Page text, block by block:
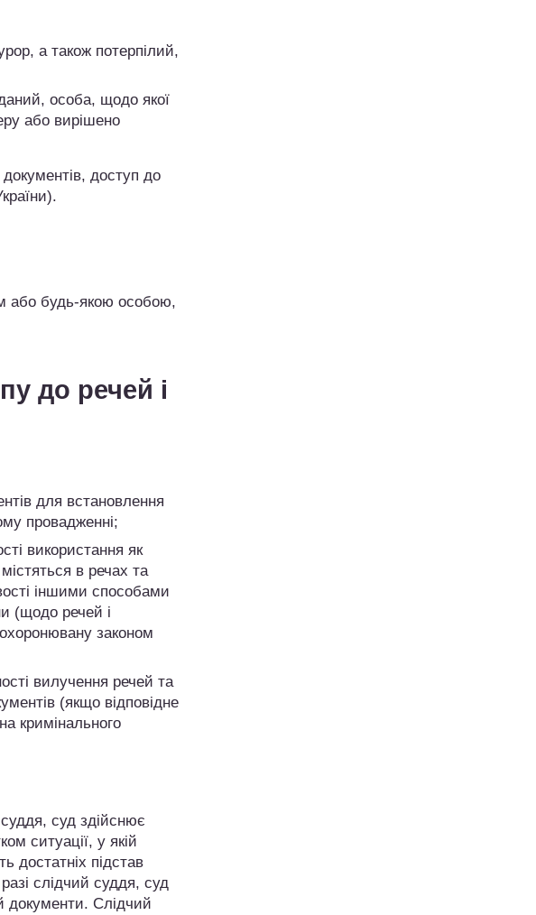
а також потерпілий,
особа, щодо якої
або вирішено
доступ до
або будь-якою особою,
до речей і
для встановлення
провадженні;
використання як
в речах та
іншими способами
(щодо речей і
законом
вилучення речей та
(якщо відповідне
кримінального
суд здійснює
ситуації, у якій
достатніх підстав
слідчий суддя, суд
документи. Слідчий